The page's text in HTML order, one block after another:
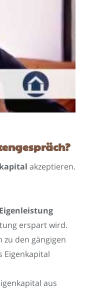
akzeptieren.
Eigenleistung
erspart wird.
den gängigen
Eigenkapital
aus